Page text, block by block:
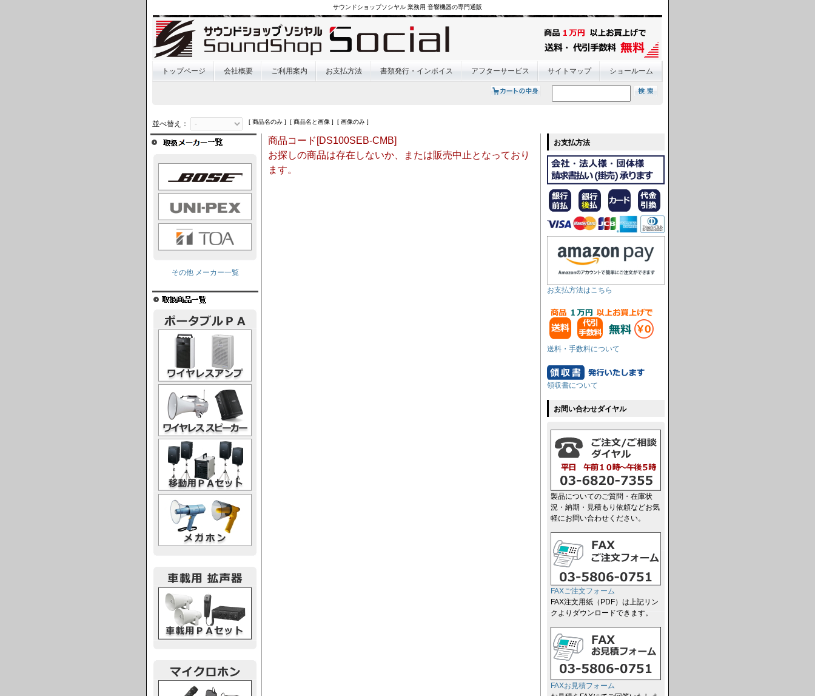
サウンドショップソシヤル 業務用 音響機器の専門通販
トップページ 会社概要 ご利用案内 お支払方法 書類発行・インボイス アフターサービス サイトマップ ショールーム
並べ替え： [ 商品名のみ ] [ 商品名と画像 ] [ 画像のみ ]
商品コード[DS100SEB-CMB]
お探しの商品は存在しないか、または販売中止となっており
ます。
その他 メーカー一覧
お支払方法
お支払方法はこちら
送料・手数料について
領収書について
お問い合わせダイヤル
製品についてのご質問・在庫状
況・納期・見積もり依頼などお気
軽にお問い合わせください。
FAXご注文フォーム
FAX注文用紙（PDF）は上記リン
クよりダウンロードできます。
FAXお見積フォーム